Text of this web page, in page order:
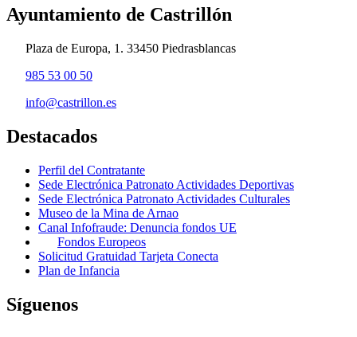
Ayuntamiento de Castrillón
Plaza de Europa, 1. 33450 Piedrasblancas
985 53 00 50
info@castrillon.es
Destacados
Perfil del Contratante
Sede Electrónica Patronato Actividades Deportivas
Sede Electrónica Patronato Actividades Culturales
Museo de la Mina de Arnao
Canal Infofraude: Denuncia fondos UE
Fondos Europeos
Solicitud Gratuidad Tarjeta Conecta
Plan de Infancia
Síguenos